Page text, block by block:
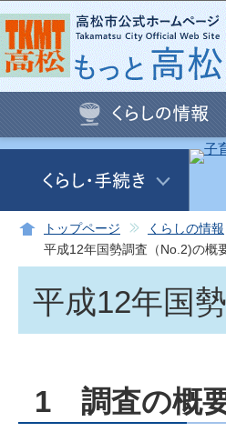
トップページ くらしの情報
平成12年国勢調査（No.2)の概
平成12年国
1 調査の概